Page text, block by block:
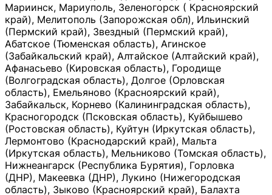
Мариинск, Мариуполь, Зеленогорск ( Красноярский
край), Мелитополь (Запорожская обл), Ильинский
(Пермский край), Звездный (Пермский край),
Абатское (Тюменская область), Агинское
(Забайкальский край), Алтайское (Алтайский край),
Афанасьево (Кировская область), Городище
(Волгоградская область), Долгое (Орловская
область), Емельяново (Красноярский край),
Забайкальск, Корнево (Калининградская область),
Красногородск (Псковская область), Куйбышево
(Ростовская область), Куйтун (Иркутская область),
Лермонтово (Краснодарский край), Мальта
(Иркутская область), Мельниково (Томская область),
Нижнеангарск (Республика Бурятия), Горловка
(ДНР), Макеевка (ДНР), Лукино (Нижегородская
область), Зыково (Красноярский край), Балахта